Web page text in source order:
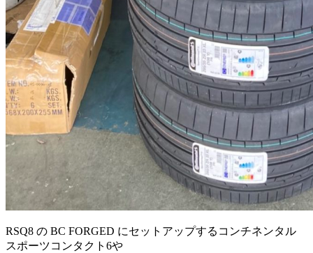
RSQ8 の BC FORGED にセットアップするコンチネンタル
スポーツコンタクト6や